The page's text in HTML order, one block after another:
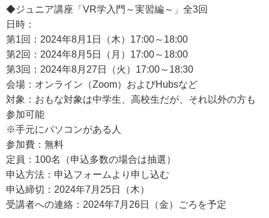
◆ジュニア講座「VR学入門～実習編～」全3回
日時：
第1回：2024年8月1日（木）17:00～18:00
第2回：2024年8月5日（月）17:00～18:00
第3回：2024年8月27日（火）17:00～18:30
会場：オンライン（Zoom）およびHubsなど
対象：おもな対象は中学生、高校生だが、それ以外の方も
参加可能
※手元にパソコンがある人
参加費：無料
定員：100名（申込多数の場合は抽選）
申込方法：申込フォームより申し込む
申込締切：2024年7月25日（木）
受講者への連絡：2024年7月26日（金）ごろを予定